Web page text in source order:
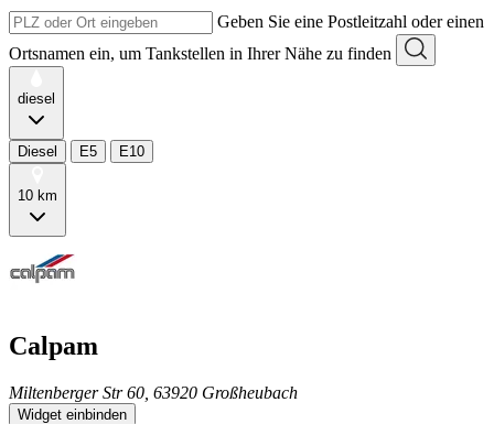
Geben Sie eine Postleitzahl oder einen
Ortsnamen ein, um Tankstellen in Ihrer Nähe zu finden
diesel
Diesel E5 E10
10 km
Calpam
Miltenberger Str 60, 63920 Großheubach
Widget einbinden